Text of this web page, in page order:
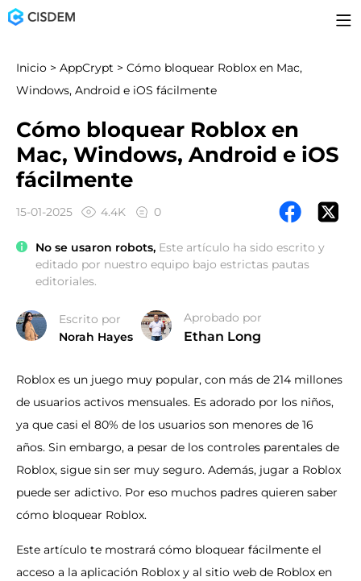
Inicio > AppCrypt > Cómo bloquear Roblox en Mac,
Windows, Android e iOS fácilmente
Cómo bloquear Roblox en
Mac, Windows, Android e iOS
fácilmente
15-01-2025 4.4K 0
No se usaron robots, Este artículo ha sido escrito y
editado por nuestro equipo bajo estrictas pautas
editoriales.
Escrito por
Norah Hayes
Aprobado por
Ethan Long
Roblox es un juego muy popular, con más de 214 millones
de usuarios activos mensuales. Es adorado por los niños,
ya que casi el 80% de los usuarios son menores de 16
años. Sin embargo, a pesar de los controles parentales de
Roblox, sigue sin ser muy seguro. Además, jugar a Roblox
puede ser adictivo. Por eso muchos padres quieren saber
cómo bloquear Roblox.
Este artículo te mostrará cómo bloquear fácilmente el
acceso a la aplicación Roblox y al sitio web de Roblox en